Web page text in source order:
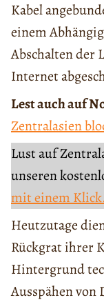
Kabel
einem
Abschalten der
Internet
Lest auch auf
Zentralasien
Lust auf
unseren
mit einem Klick.
Heutzutage
Rückgrat ihrer
Hintergrund
Ausspähen von